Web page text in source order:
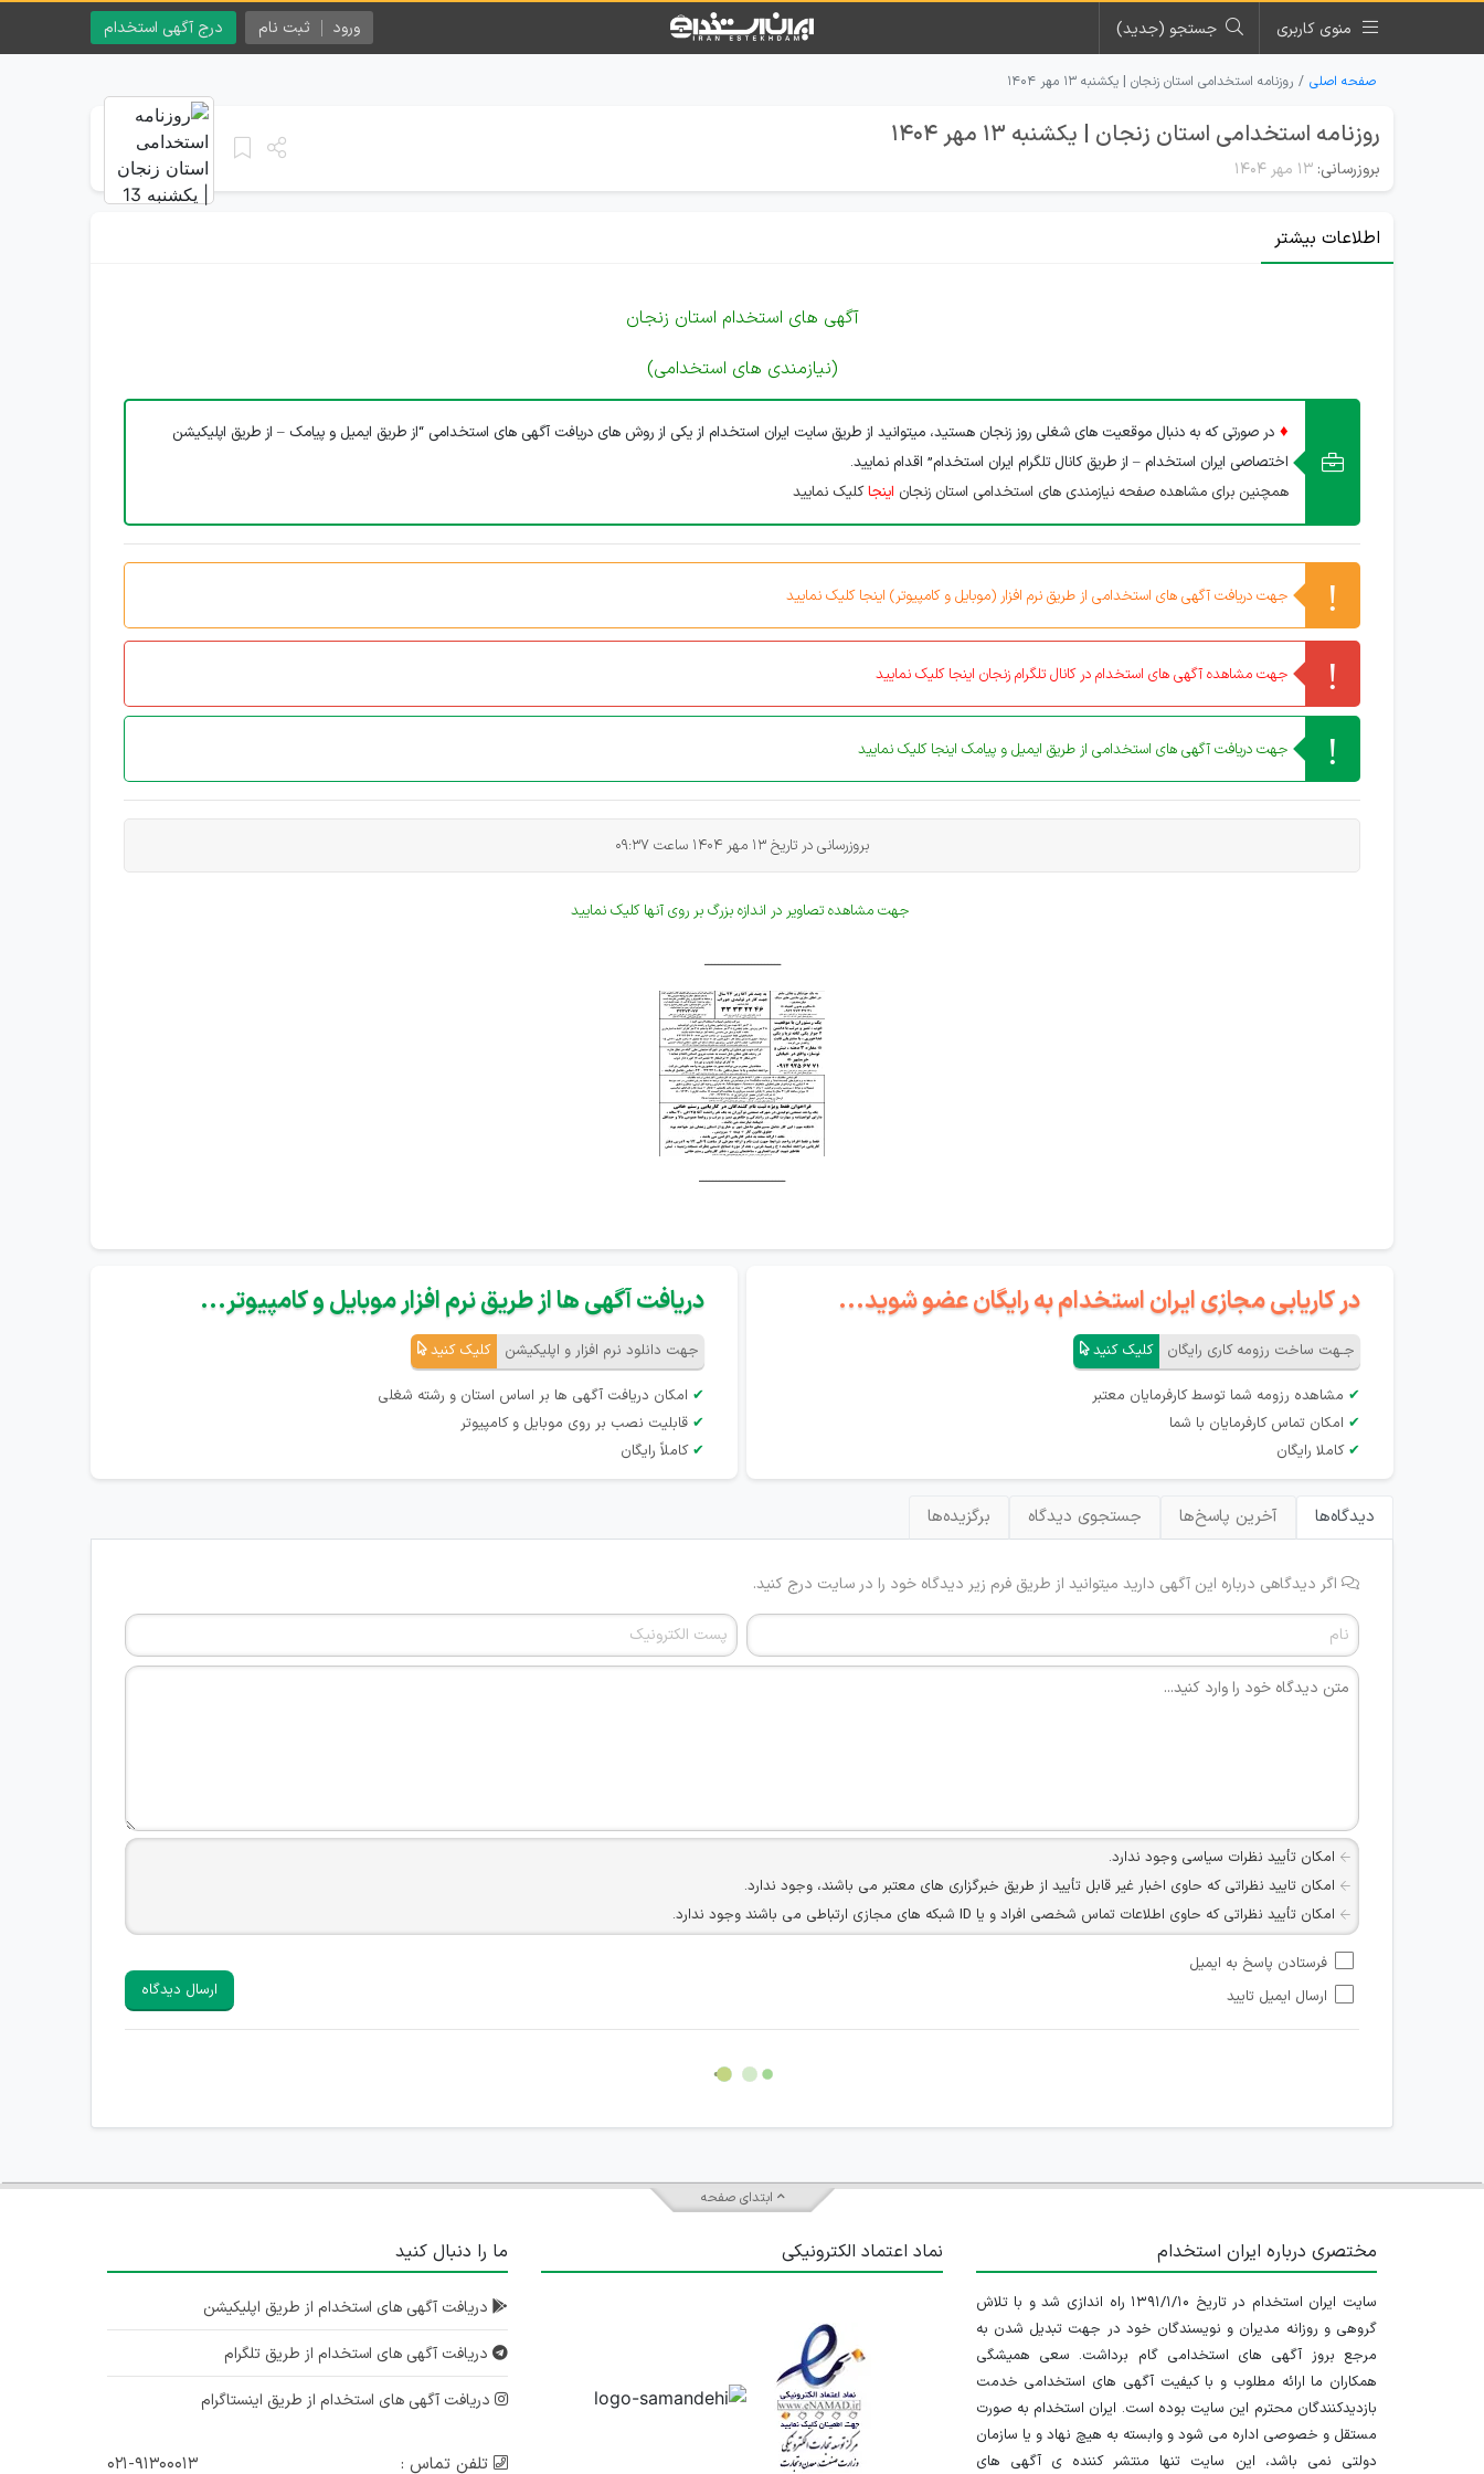
منوی کاربری جستجو (جدید) درج آگهی استخدام ورود ثبت نام
صفحه اصلی روزنامه استخدامی استان زنجان | یکشنبه ۱۳ مهر ۱۴۰۴
روزنامه استخدامی استان زنجان | یکشنبه 13 مهر 1404
بروزرسانی: ۱۳ مهر ۱۴۰۴
اطلاعات بیشتر
آگهی های استخدام استان زنجان
(نیازمندی های استخدامی)
♦ در صورتی که به دنبال موقعیت های شغلی روز زنجان هستید، میتوانید از طریق سایت ایران استخدام از یکی از روش های دریافت آگهی های استخدامی “از طریق ایمیل و پیامک – از طریق اپلیکیشن
اختصاصی ایران استخدام – از طریق کانال تلگرام ایران استخدام” اقدام نمایید.
همچنین برای مشاهده صفحه نیازمندی های استخدامی استان زنجان اینجاکلیک نمایید
جهت دریافت آگهی های استخدامی از طریق نرم افزار (موبایل و کامپیوتر) اینجا کلیک نمایید
جهت مشاهده آگهی های استخدام در کانال تلگرام زنجان اینجا کلیک نمایید
جهت دریافت آگهی های استخدامی از طریق ایمیل و پیامک اینجا کلیک نمایید
بروزرسانی در تاریخ 13 مهر 1404 ساعت 09:37
جهت مشاهده تصاویر در اندازه بزرگ بر روی آنها کلیک نمایید
ـــــــــــــــــــــــ
ــــــــــــــــــــــــــ
در کاریابی مجازی ایران استخدام به رایگان عضو شوید...
جـهت ساخت رزومه کاری رایگان کلیک کنید
✔ مشاهده رزومه شما توسط کارفرمایان معتبر
✔ امکان تماس کارفرمایان با شما
✔ کاملا رایگان
دریافت آگهی ها از طریق نرم افزار موبایل و کامپیوتر...
جهت دانلود نرم افزار و اپلیکیشن کلیک کنید
✔ امکان دریافت آگهی ها بر اساس استان و رشته شغلی
✔ قابلیت نصب بر روی موبایل و کامپیوتر
✔ کاملاً رایگان
دیدگاه‌ها آخرین پاسخ‌ها جستجوی دیدگاه برگزیده‌ها
اگر دیدگاهی درباره این آگهی دارید میتوانید از طریق فرم زیر دیدگاه خود را در سایت درج کنید.
امکان تأیید نظرات سیاسی وجود ندارد.
امکان تایید نظراتی که حاوی اخبار غیر قابل تأیید از طریق خبرگزاری های معتبر می باشند، وجود ندارد.
امکان تأیید نظراتی که حاوی اطلاعات تماس شخصی افراد و یا ID شبکه های مجازی ارتباطی می باشند وجود ندارد.
هرگونه تحریک، تحقیر و کنایه به سایر افراد (مسئول و غیر مسئول) غیر مجاز می باشد.
امکان هماهنگی برای هرگونه ملاقات حضوری چه به صورت دسته جمعی و چه فردی توسط کاربران سایت وجود ندارد.
فرستادن پاسخ به ایمیل
ارسال ایمیل تایید
ارسال دیدگاه
ابتدای صفحه
مختصری درباره ایران استخدام
سایت ایران استخدام در تاریخ ۱۳۹۱/۱/۱۰ راه اندازی شد و با تلاش
گروهی و روزانه مدیران و نویسندگان خود در جهت تبدیل شدن به
مرجع بروز آگهی های استخدامی گام برداشت. سعی همیشگی
همکاران ما ارائه مطلوب و با کیفیت آگهی های استخدامی خدمت
بازدیدکنندگان محترم این سایت بوده است. ایران استخدام به صورت
مستقل و خصوصی اداره می شود و وابسته به هیچ نهاد و یا سازمان
دولتی نمی باشد، این سایت تنها منتشر کننده ی آگهی های
نماد اعتماد الکترونیکی ما را دنبال کنید
دریافت آگهی های استخدام از طریق اپلیکیشن
دریافت آگهی های استخدام از طریق تلگرام
دریافت آگهی های استخدام از طریق اینستاگرام
تلفن تماس : ۰۲۱-۹۱۳۰۰۰۱۳